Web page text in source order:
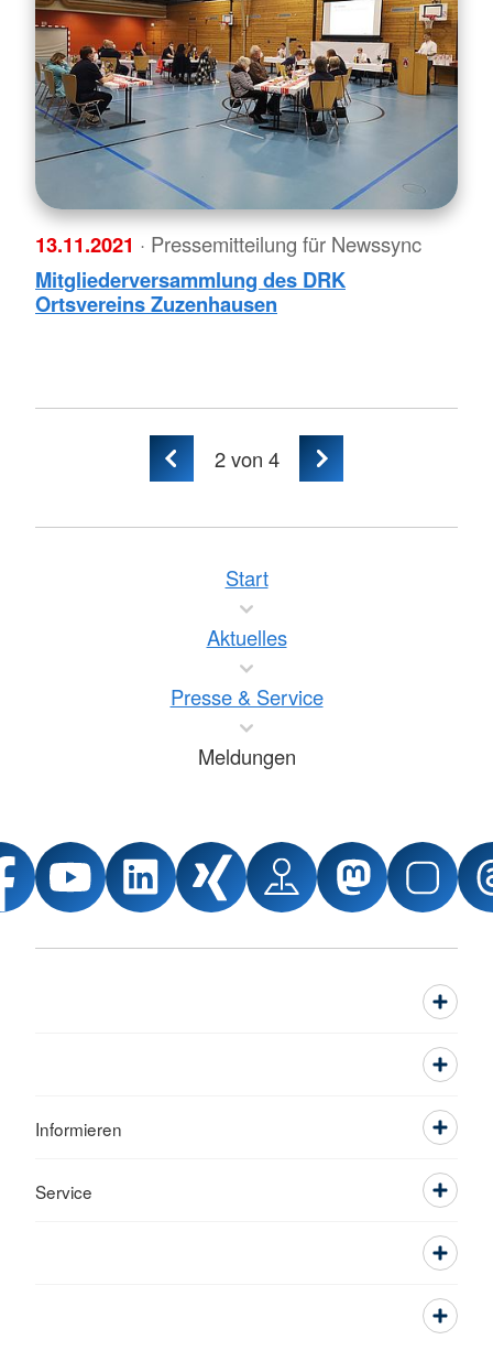
13.11.2021 · Pressemitteilung für Newssync
Mitgliederversammlung des DRK
Ortsvereins Zuzenhausen
2von 4
Start
Aktuelles
Presse & Service
Meldungen
Informieren
Service